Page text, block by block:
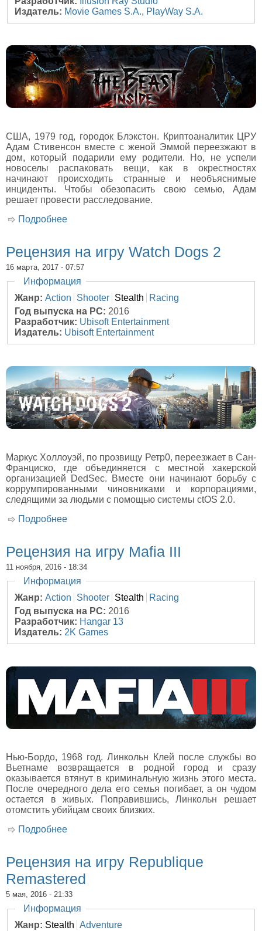
Издатель: Movie Games S.A., PlayWay S.A.
США, 1979 год, городок Блэкстон. Криптоаналитик ЦРУ
Адам Стивенсон вместе с женой Эммой переезжают в
дом, который подарили ему родители. Но, не успели
новоселы распаковать вещи, как в окрестностях
начинают происходить странные и необъяснимые
инциденты. Чтобы обезопасить свою семью, Адам
решает провести расследование.
Подробнее
Рецензия на игру Watch Dogs 2
16 марта, 2017 - 07:57
Скрыть
Информация
Жанр: Action Shooter Stealth
Racing
Год выпуска на PC: 2016
Разработчик: Ubisoft Entertainment
Издатель: Ubisoft Entertainment
Маркус Холлоуэй, по прозвищу Ретр0, переезжает в Сан-
Франциско, где объединяется с местной хакерской
организацией DedSec. Вместе они начинают борьбу с
коррумпированными чиновниками и корпорациями,
следящими за людьми с помощью системы ctOS 2.0.
Подробнее
Рецензия на игру Mafia III
11 ноября, 2016 - 18:34
Скрыть
Информация
Жанр: Action Shooter Stealth
Racing
Год выпуска на PC: 2016
Разработчик: Hangar 13
Издатель: 2K Games
Нью-Бордо, 1968 год. Линкольн Клей после службы во
Вьетнаме возвращается в родной город и сразу
оказывается втянут в криминальную жизнь этого места.
После очередного дела его семья погибает, а он чудом
остается в живых. Поправившись, Линкольн решает
отомстить убийцам своих близких.
Подробнее
Рецензия на игру Republique
Remastered
5 мая, 2016 - 21:33
Скрыть
Информация
Жанр: Stealth Adventure